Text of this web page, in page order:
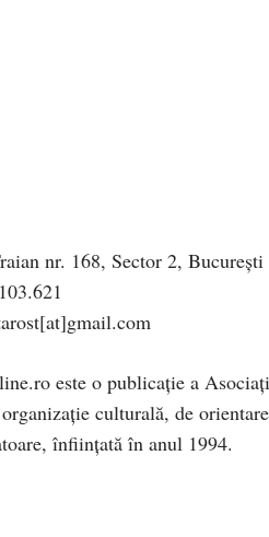
nr. 168, Sector 2, București
este o publicaţie a
culturală, de orientare
înfiinţată în anul 1994.